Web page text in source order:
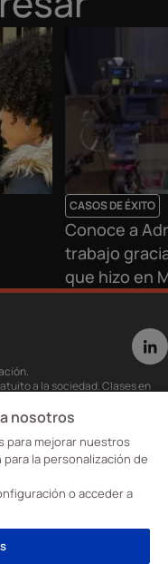
CASOS DE ÉXITO
Conoce a
trabajo
que hizo en
a la sociedad. Clases en
opositor o estés formándote
para ver cuándo y dónde
nosotros
para mejorar nuestros
la personalización de
o acceder a